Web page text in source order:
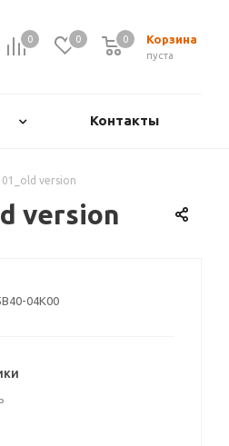
0 0 Корзина
0
пуста
0
Контакты
version
version
04K00